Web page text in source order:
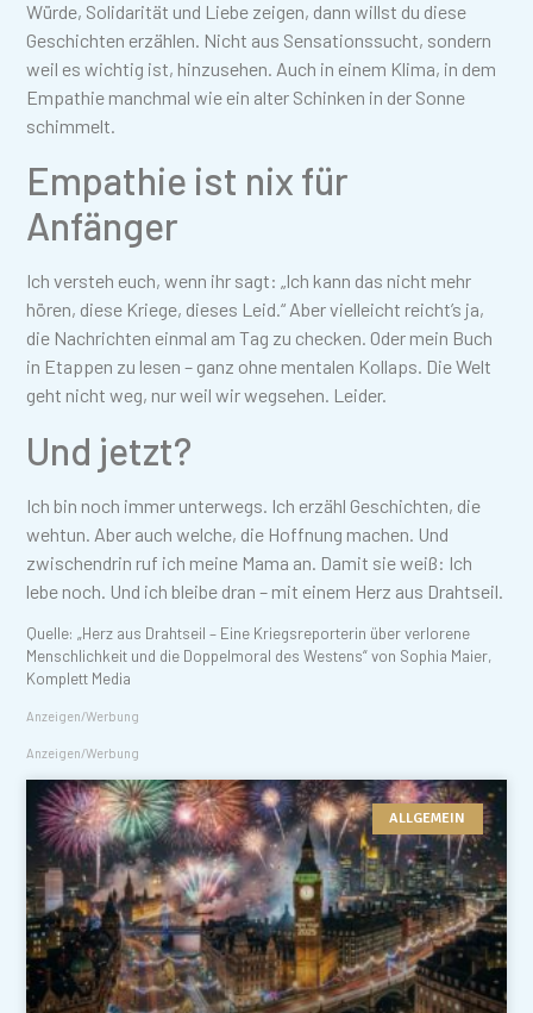
Würde, Solidarität und Liebe zeigen, dann willst du diese
Geschichten erzählen. Nicht aus Sensationssucht, sondern
weil es wichtig ist, hinzusehen. Auch in einem Klima, in dem
Empathie manchmal wie ein alter Schinken in der Sonne
schimmelt.
Empathie ist nix für
Anfänger
Ich versteh euch, wenn ihr sagt: „Ich kann das nicht mehr
hören, diese Kriege, dieses Leid.“ Aber vielleicht reicht’s ja,
die Nachrichten einmal am Tag zu checken. Oder mein Buch
in Etappen zu lesen – ganz ohne mentalen Kollaps. Die Welt
geht nicht weg, nur weil wir wegsehen. Leider.
Und jetzt?
Ich bin noch immer unterwegs. Ich erzähl Geschichten, die
wehtun. Aber auch welche, die Hoffnung machen. Und
zwischendrin ruf ich meine Mama an. Damit sie weiß: Ich
lebe noch. Und ich bleibe dran – mit einem Herz aus Drahtseil.
Quelle: „Herz aus Drahtseil – Eine Kriegsreporterin über verlorene
Menschlichkeit und die Doppelmoral des Westens“ von Sophia Maier,
Komplett Media
Anzeigen/Werbung
Anzeigen/Werbung
ALLGEMEIN